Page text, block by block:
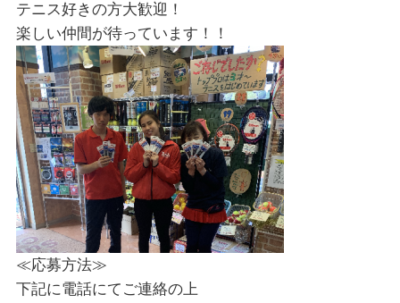
テニス好きの方大歓迎！
楽しい仲間が待っています！！
≪応募方法≫
下記に電話にてご連絡の上